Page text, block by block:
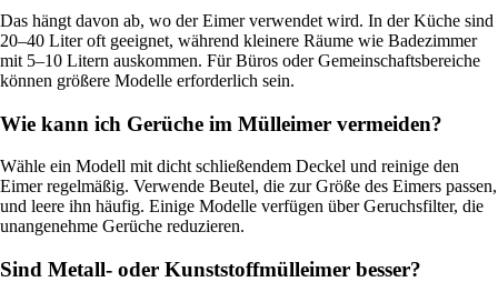
Das hängt davon ab, wo der Eimer verwendet wird. In der Küche sind
20–40 Liter oft geeignet, während kleinere Räume wie Badezimmer
mit 5–10 Litern auskommen. Für Büros oder Gemeinschaftsbereiche
können größere Modelle erforderlich sein.
Wie kann ich Gerüche im Mülleimer vermeiden?
Wähle ein Modell mit dicht schließendem Deckel und reinige den
Eimer regelmäßig. Verwende Beutel, die zur Größe des Eimers passen,
und leere ihn häufig. Einige Modelle verfügen über Geruchsfilter, die
unangenehme Gerüche reduzieren.
Sind Metall- oder Kunststoffmülleimer besser?